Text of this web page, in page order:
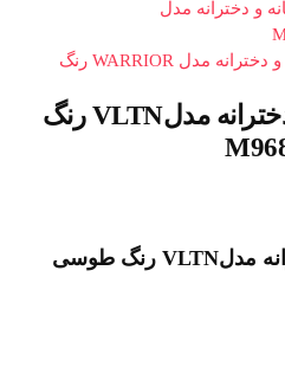
کفش و کتانی ونس راحتی زنانه و دخترانه مدل WARRIOR رنگ
کفش و کتانی زنانه و دخترانه مدلVLTN رنگ
کفش و کتانی زنانه و دخترانه مدلVLTN رنگ طوسی